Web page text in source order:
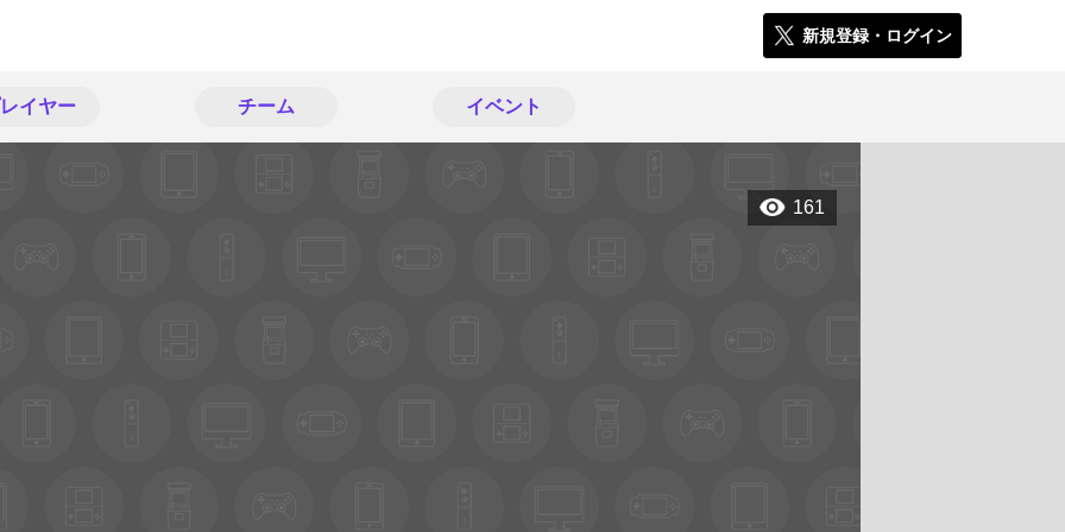
新規登録・ログイン
イヤー チーム イベント
161